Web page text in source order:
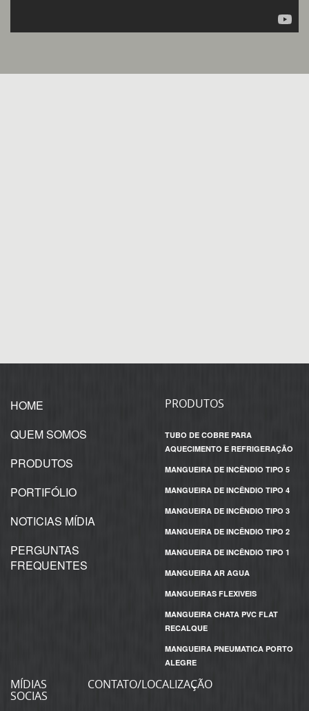
HOME
QUEM SOMOS
PRODUTOS
PORTIFÓLIO
NOTICIAS MÍDIA
PERGUNTAS
FREQUENTES
PRODUTOS
TUBO DE COBRE PARA
AQUECIMENTO E REFRIGERAÇÃO
MANGUEIRA DE INCÊNDIO TIPO 5
MANGUEIRA DE INCÊNDIO TIPO 4
MANGUEIRA DE INCÊNDIO TIPO 3
MANGUEIRA DE INCÊNDIO TIPO 2
MANGUEIRA DE INCÊNDIO TIPO 1
MANGUEIRA AR AGUA
MANGUEIRAS FLEXIVEIS
MANGUEIRA CHATA PVC FLAT
RECALQUE
MANGUEIRA PNEUMATICA PORTO
ALEGRE
MÍDIAS
SOCIAS
CONTATO/LOCALIZAÇÃO